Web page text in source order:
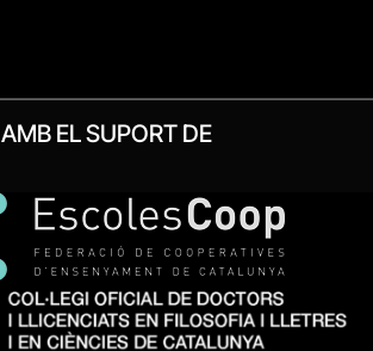
AMB EL SUPORT DE